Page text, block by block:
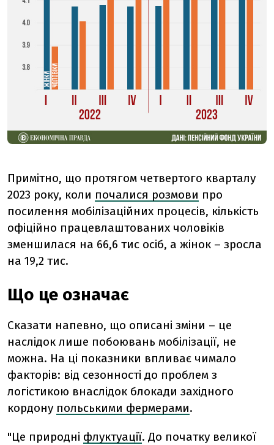
Примітно, що протягом четвертого кварталу
2023 року, коли почалися розмови про
посилення мобілізаційних процесів, кількість
офіційно працевлаштованих чоловіків
зменшилася на 66,6 тис осіб, а жінок – зросла
на 19,2 тис.
Що це означає
Сказати напевно, що описані зміни – це
наслідок лише побоювань мобілізації, не
можна. На ці показники впливає чимало
факторів: від сезонності до проблем з
логістикою внаслідок блокади західного
кордону польськими фермерами.
"Це природні флуктуації. До початку великої